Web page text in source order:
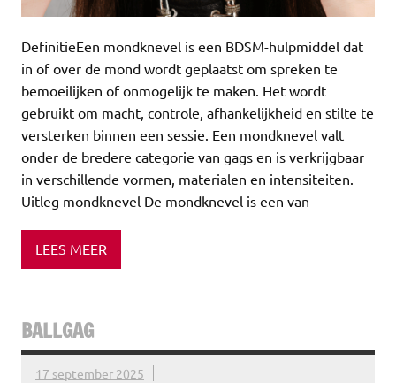
DefinitieEen mondknevel is een BDSM-hulpmiddel dat
in of over de mond wordt geplaatst om spreken te
bemoeilijken of onmogelijk te maken. Het wordt
gebruikt om macht, controle, afhankelijkheid en stilte te
versterken binnen een sessie. Een mondknevel valt
onder de bredere categorie van gags en is verkrijgbaar
in verschillende vormen, materialen en intensiteiten.
Uitleg mondknevel De mondknevel is een van
LEES MEER
BALLGAG
17 september 2025